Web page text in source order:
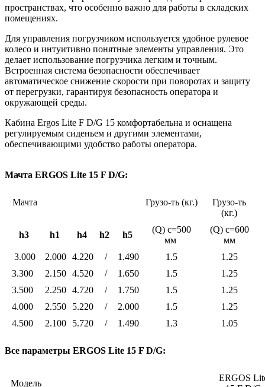
пространствах, что особенно важно для работы в складских
помещениях.
Для управления погрузчиком используется удобное рулевое
колесо и интуитивно понятные элементы управления. Это
делает использование погрузчика легким и точным.
Встроенная система безопасности обеспечивает
автоматическое снижение скорости при поворотах и защиту
от перегрузки, гарантируя безопасность оператора и
окружающей среды.
Кабина Ergos Lite F D/G 15 комфортабельна и оснащена
регулируемым сиденьем и другими элементами,
обеспечивающими удобство работы оператора.
Мачта ERGOS Lite 15 F D/G:
Мачта Грузо-ть (кг.)
Грузо-ть
(кг.)
h3 h1 h4 h2 h5
(Q) c=500
мм
(Q) c=600
мм
3.000
2.000 4.220 / 1.490 1.5
1.25
3.300
2.150 4.520 / 1.650 1.5
1.25
3.500
2.250 4.720 / 1.750 1.5
1.25
4.000
2.550 5.220 / 2.000 1.5
1.25
4.500
2.100 5.720 / 1.490 1.3 1.05
Все параметры ERGOS Lite 15 F D/G:
Модель
ERGOS